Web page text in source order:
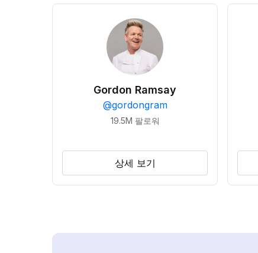
Gordon Ramsay
@gordongram
19.5M 팔로워
상세 보기